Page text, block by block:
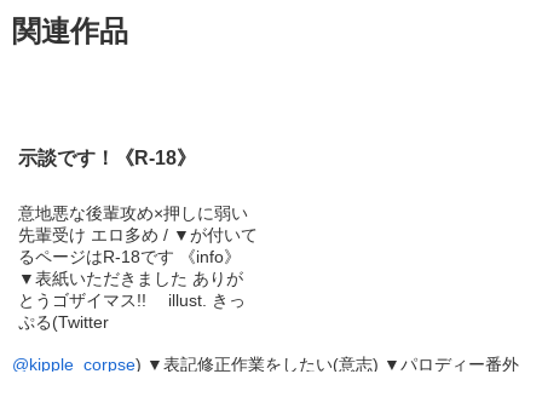
関連作品
示談です！《R-18》
意地悪な後輩攻め×押しに弱い
先輩受け エロ多め / ▼が付いて
るページはR-18です 《info》
▼表紙いただきました ありが
とうゴザイマス!! illust. きっ
ぷる(Twitter
@kipple_corpse) ▼表記修正作業をしたい(意志) ▼パロディー番外